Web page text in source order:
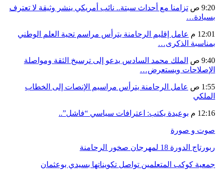
9:20 ص
تزامنا مع أحداث سبتة.. نائب أمريكي ينشر وثيقة لا تعترف
بسيادة…
12:01 م
عامل إقليم الرحامنة يترأس مراسم تحية العلم الوطني
بمناسبة الذكرى…
9:40 ص
الملك محمد السادس يدعو إلى ترسيخ الثقة ومواصلة
الإصلاحات ويستعرض…
1:55 ص
عامل الرحامنة يترأس مراسيم الإنصات إلى الخطاب
الملكي
12:16 م بوعيدة يكتب: اعترافات سياسي “فاشل”..
صوت و صورة
ربورتاج الدورة 18 لمهرجان صخور الرحامنة
جمعية كوكب المتعلمين تواصل تكويناتها بسيدي بوعثمان